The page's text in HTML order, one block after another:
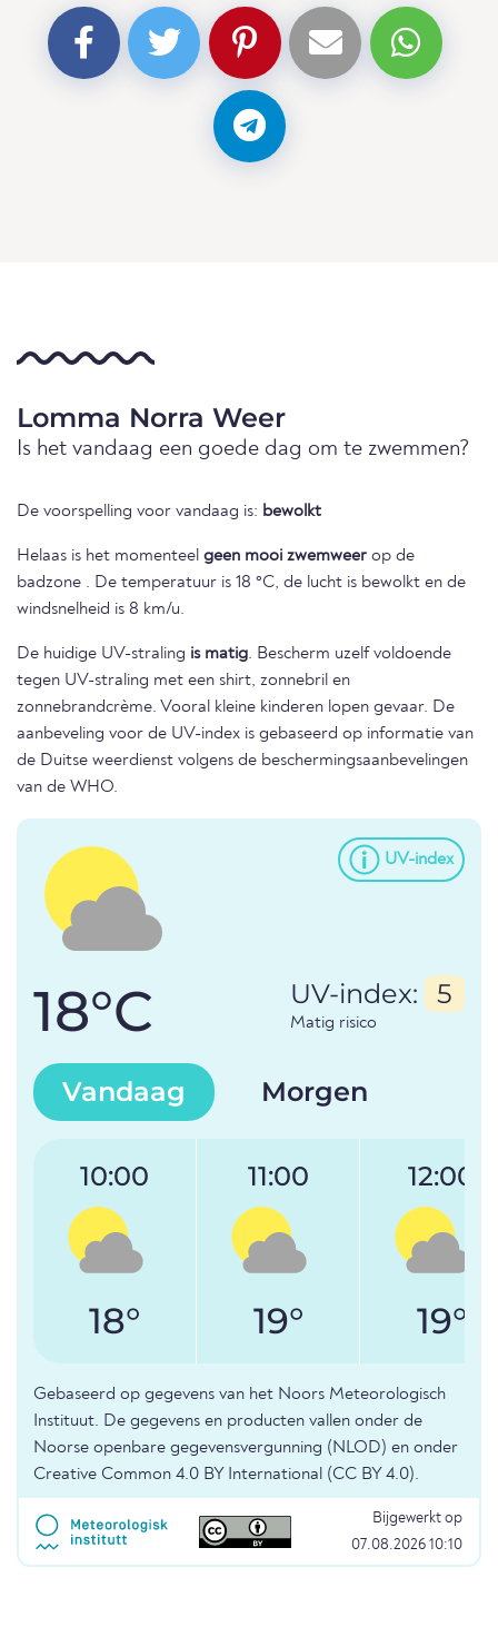
Lomma Norra Weer
Is het vandaag een goede dag om te zwemmen?
De voorspelling voor vandaag is: bewolkt
Helaas is het momenteel geen mooi zwemweer op de
badzone . De temperatuur is 18 °C, de lucht is bewolkt en de
windsnelheid is 8 km/u.
De huidige UV-straling is matig. Bescherm uzelf voldoende
tegen UV-straling met een shirt, zonnebril en
zonnebrandcrème. Vooral kleine kinderen lopen gevaar. De
aanbeveling voor de UV-index is gebaseerd op informatie van
de Duitse weerdienst volgens de beschermingsaanbevelingen
van de WHO.
UV-index
18°C UV-index: 5
Matig risico
Vandaag Morgen
10:00
18°
11:00
19°
12:00
19°
Gebaseerd op gegevens van het Noors Meteorologisch
Instituut. De gegevens en producten vallen onder de
Noorse openbare gegevensvergunning (NLOD) en onder
Creative Common 4.0 BY International (CC BY 4.0).
Bijgewerkt op
07.08.2026 10:10